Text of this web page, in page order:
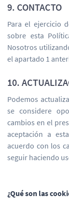
9. CONTACTO
Para el ejercicio
sobre esta
Nosotros
el apartado 1
10.
Podemos
se considere
cambios en el
aceptación a
acuerdo con los
seguir haciendo
¿Qué son las